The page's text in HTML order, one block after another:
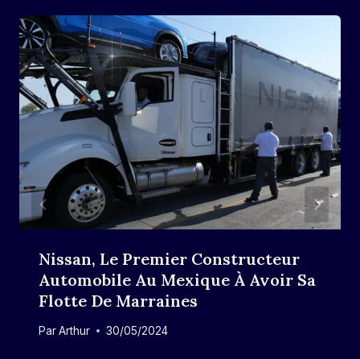
Nissan, Le Premier Constructeur
Automobile Au Mexique À Avoir Sa
Flotte De Marraines
ParArthur 30/05/2024